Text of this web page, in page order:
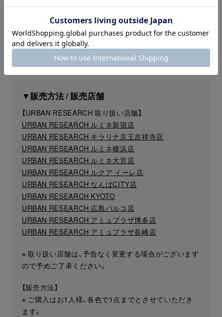
PARASITE KNAP SAC
STYLE No : UMA6-NGY-G0A
price：¥16,500 (tax incl.)
color：YEL×OR / OR×YEL
▼販売方法 / 販売店舗
【URBAN RESEARCH 取り扱い店舗】
URBAN RESEARCH ルミネ新宿店
URBAN RESEARCH キラリナ京王吉祥寺店
URBAN RESEARCH ルミネ横浜店
URBAN RESEARCH ルミネ大宮店
URBAN RESEARCH ルクア イーレ店
URBAN RESEARCH なんばCITY店
URBAN RESEARCH KYOTO
URBAN RESEARCH 広島パルコ店
URBAN RESEARCH アミュプラザ博多店
URBAN RESEARCH アミュプラザ長崎店
※ 取り扱い店舗は、予告なく変更する場合がございます
ので予めご了承ください。
【販売方法】
※ ご購入はお1人様、各色で1点までとさせていただき
ます。